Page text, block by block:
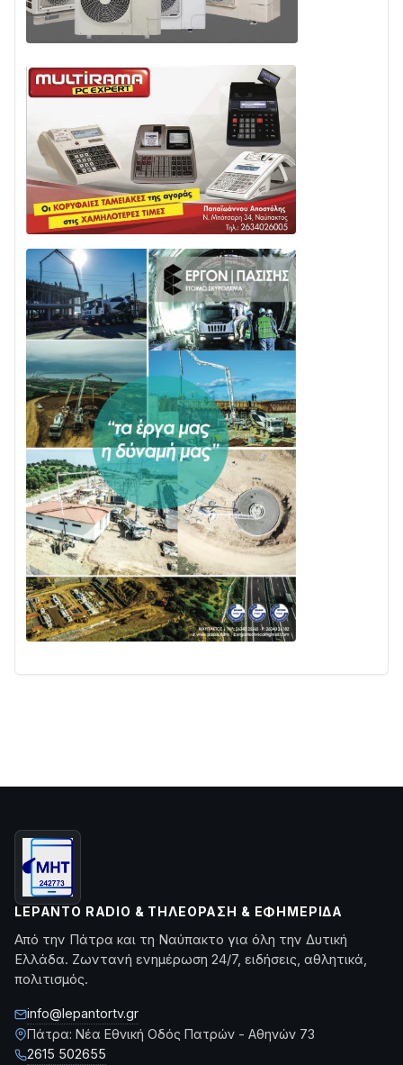
LEPANTO RADIO & ΤΗΛΕΌΡΑΣΗ & ΕΦΗΜΕΡΊΔΑ
Από την Πάτρα και τη Ναύπακτο για όλη την Δυτική
Ελλάδα. Ζωντανή ενημέρωση 24/7, ειδήσεις, αθλητικά,
πολιτισμός.
info@lepantortv.gr
Πάτρα: Νέα Εθνική Οδός Πατρών - Αθηνών 73
2615 502655